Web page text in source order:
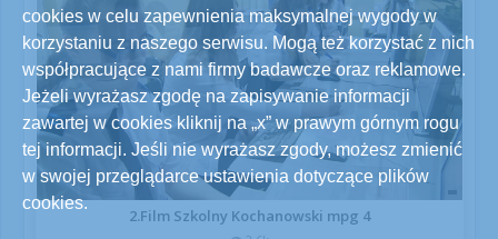
2.Film Szkolny Kochanowski mpg 4
cookies w celu zapewnienia maksymalnej wygody w
korzystaniu z naszego serwisu. Mogą też korzystać z nich
współpracujące z nami firmy badawcze oraz reklamowe.
Jeżeli wyrażasz zgodę na zapisywanie informacji
zawartej w cookies kliknij na „x” w prawym górnym rogu
tej informacji. Jeśli nie wyrażasz zgody, możesz zmienić
w swojej przeglądarce ustawienia dotyczące plików
cookies.